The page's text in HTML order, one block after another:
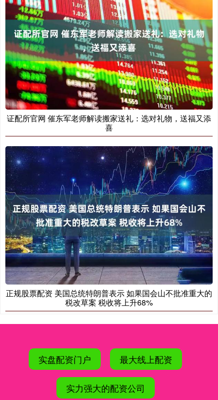
证配所官网 催东军老师解读搬家送礼：选对礼物，送福又添
喜
正规股票配资 美国总统特朗普表示 如果国会山不批准重大的
税改草案 税收将上升68%
实盘配资门户 最大线上配资
实力强大的配资公司